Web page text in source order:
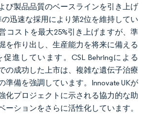
び製品品質のベースラインを引き上げ
迅速な採用により第2位を維持してい
コストを最大25%引き上げますが、準
を作り出し、生産能力を将来に備える
進しています。CSL Behringによる
の成功した上市は、複雑な遺伝子治療
準備を強調しています。Innovate UKが
化プロジェクトに示される協力的な助
ーションをさらに活性化しています。